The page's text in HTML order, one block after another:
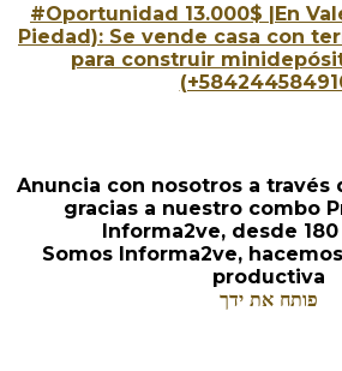
#Oportunidad 13.000$ |En
Piedad): Se vende casa con
para construir
Anuncia con nosotros a través
gracias a nuestro combo
Informa2ve, desde
Somos Informa2ve,
productiva
פותח את ידך